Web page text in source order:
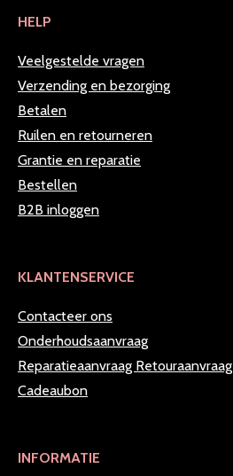
HELP
Veelgestelde vragen
Verzending en bezorging
Betalen
Ruilen en retourneren
Grantie en reparatie
Bestellen
B2B inloggen
KLANTENSERVICE
Contacteer ons
Onderhoudsaanvraag
Reparatieaanvraag Retouraanvraag
Cadeaubon
INFORMATIE